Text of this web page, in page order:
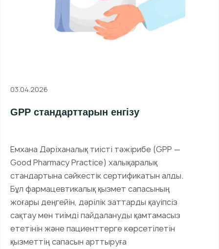
03.04.2026
GPP стандарттарын енгізу
Емхана Дәріханалық тиісті тәжірибе (GPP —
Good Pharmacy Practice) халықаралық
стандартына сәйкестік сертификатын алды.
Бұл фармацевтикалық қызмет сапасының
жоғары деңгейін, дәрілік заттарды қауіпсіз
сақтау мен тиімді пайдалануды қамтамасыз
ететінін және пациенттерге көрсетілетін
қызметтің сапасын арттыруға